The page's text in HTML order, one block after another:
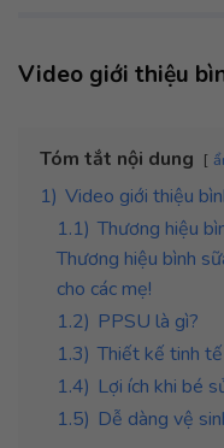
Video giới thiệu
Tóm tắt nội dung
1) Video giới thiệu
1.1) Thương hiệu
Thương hiệu bình
cho các mẹ!
1.2) PPSU là gì?
1.3) Thiết kế tinh
1.4) Lợi ích khi bé
1.5) Dễ dàng vệ